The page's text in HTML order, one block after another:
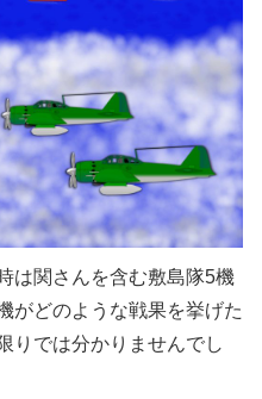
は関さんを含む敷島隊5機
がどのような戦果を挙げた
りでは分かりませんでし